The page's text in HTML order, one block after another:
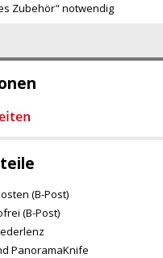
(B-Post)
(B-Post)
PanoramaKnife
Zubehör" notwendig